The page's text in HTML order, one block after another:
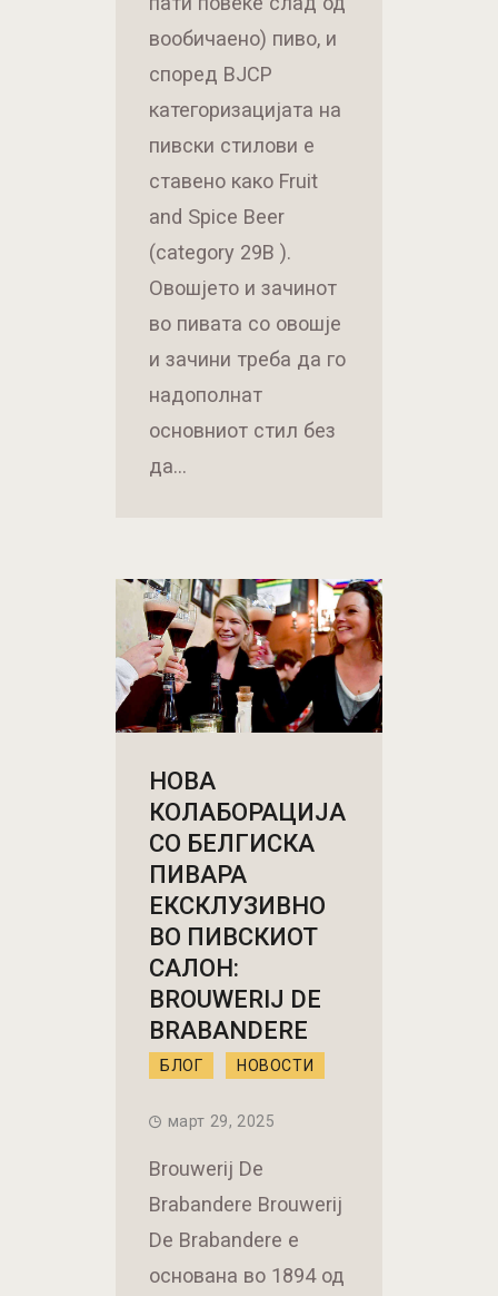
вообичаено) пиво, и
според BJCP
категоризацијата на
пивски стилови е
ставено како Fruit
and Spice Beer
(category 29B ).
Овошјето и зачинот
во пивата со овошје
и зачини треба да го
надополнат
основниот стил без
да…
НОВА
КОЛАБОРАЦИЈА
СО БЕЛГИСКА
ПИВАРА
ЕКСКЛУЗИВНО
ВО ПИВСКИОТ
САЛОН:
BROUWERIJ DE
BRABANDERE
БЛОГ НОВОСТИ
март 29, 2025
Brouwerij De
Brabandere Brouwerij
De Brabandere е
основана во 1894 од